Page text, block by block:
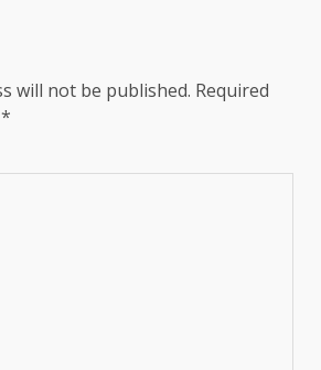
will not be published. Required
*